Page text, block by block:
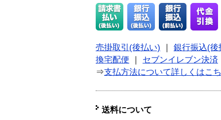
売掛取引(後払い)
銀行振込(後
換宅配便
セブンイレブン決済
⇒支払方法について詳しくはこ
送料について